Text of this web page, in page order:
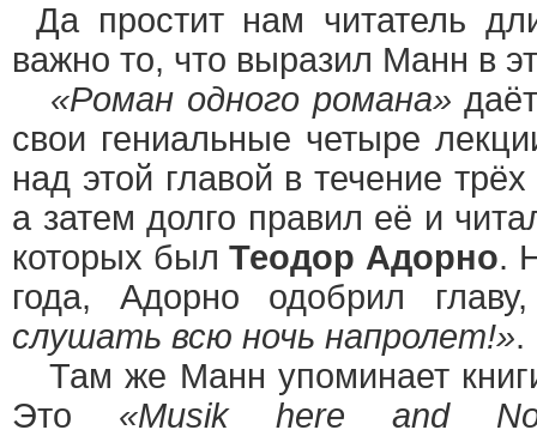
Да простит нам читатель
важно то, что выразил Манн в
«Роман одного романа»
свои гениальные четыре
над этой главой в течение
а затем долго правил её и
которых былТеодор Адорно.
года, Адорно одобрил
слушать всю ночь напролет!».
Там же Манн упоминает
Это «Musik here and